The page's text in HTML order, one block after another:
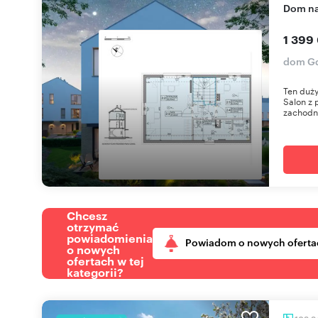
dom
1 399
dom
Ten
Salon z
Chcesz
otrzymać
powiadomienia
o nowych
ofertach w tej
kategorii?
Powiadom o nowych